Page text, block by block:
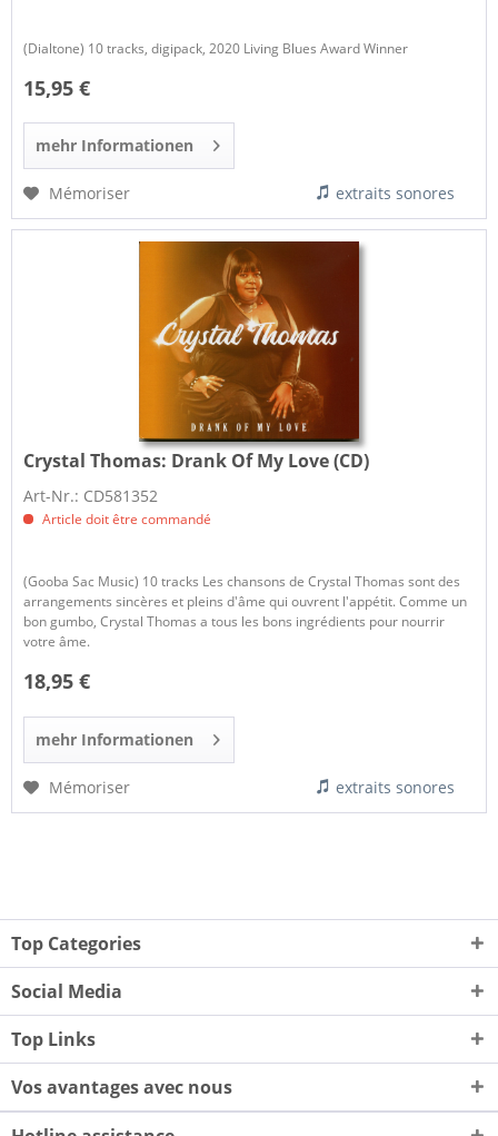
(Dialtone) 10 tracks, digipack, 2020 Living Blues Award Winner
15,95 €
mehr Informationen
Mémoriser extraits sonores
Crystal Thomas: Drank Of My Love (CD)
Art-Nr.: CD581352
Article doit être commandé
(Gooba Sac Music) 10 tracks Les chansons de Crystal Thomas sont des
arrangements sincères et pleins d'âme qui ouvrent l'appétit. Comme un
bon gumbo, Crystal Thomas a tous les bons ingrédients pour nourrir
votre âme.
18,95 €
mehr Informationen
Mémoriser extraits sonores
Top Categories
Social Media
Top Links
Vos avantages avec nous